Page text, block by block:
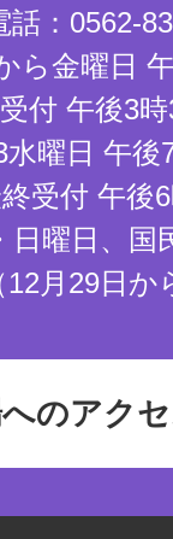
話：0562-
ら金曜日
受付 午後3
水曜日 午後
終受付 午
日曜日、国
月29日か
のアク